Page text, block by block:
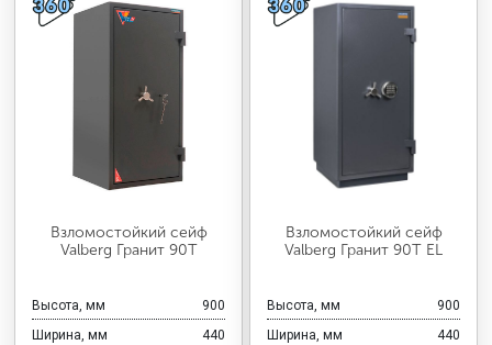
Взломостойкий сейф
Valberg Гранит 90Т
Высота, мм
900
Ширина, мм
440
Взломостойкий сейф
Valberg Гранит 90Т EL
Высота, мм
900
Ширина, мм
440